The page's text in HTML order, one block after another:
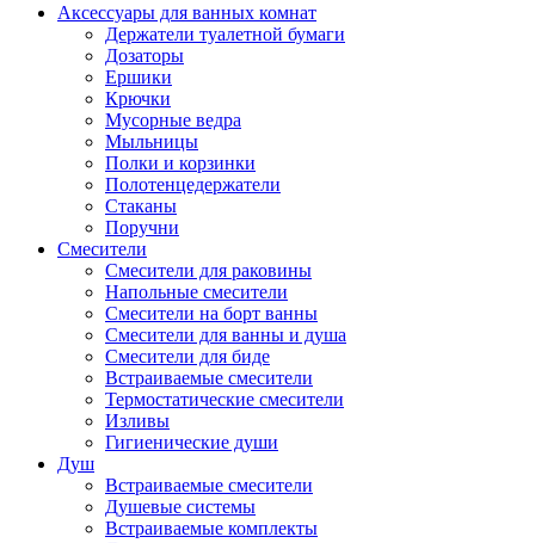
Аксессуары для ванных комнат
Держатели туалетной бумаги
Дозаторы
Ершики
Крючки
Мусорные ведра
Мыльницы
Полки и корзинки
Полотенцедержатели
Стаканы
Поручни
Смесители
Смесители для раковины
Напольные смесители
Смесители на борт ванны
Смесители для ванны и душа
Смесители для биде
Встраиваемые смесители
Термостатические смесители
Изливы
Гигиенические души
Душ
Встраиваемые смесители
Душевые системы
Встраиваемые комплекты